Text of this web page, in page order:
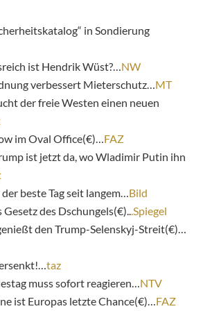
in Sondierung
ist Hendrik Wüst?… NW
verbessert Mieterschutz… MT
der freie Westen einen neuen
im Oval Office(€)… FAZ
ist jetzt da, wo Wladimir Putin ihn
beste Tag seit langem… Bild
Gesetz des Dschungels(€).. .Spiegel
den Trump-Selenskyj-Streit(€)…
taz
muss sofort reagieren… NTV
ist Europas letzte Chance(€)… FAZ